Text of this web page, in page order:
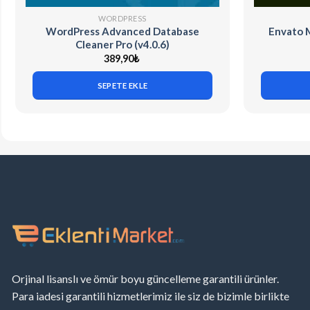
WORDPRESS
WordPress Advanced Database
Cleaner Pro (v4.0.6)
389,90₺
SEPETE EKLE
Envato
Orjinal lisanslı ve ömür boyu güncelleme garantili ürünler.
Para iadesi garantili hizmetlerimiz ile siz de bizimle birlikte